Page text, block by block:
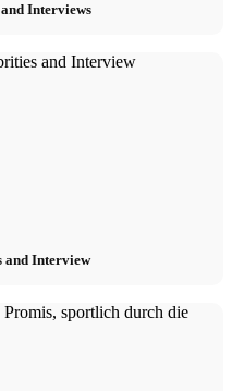
Interviews
and Interview